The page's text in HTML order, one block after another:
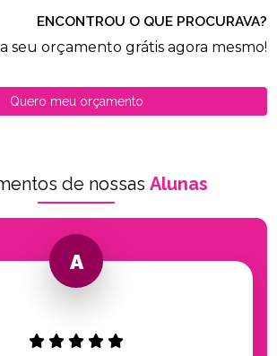
ENCONTROU O QUE PROCURAVA?
seu orçamento grátis agora mesmo!
Quero meu orçamento
de nossas Alunas